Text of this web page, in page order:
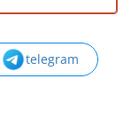
telegram